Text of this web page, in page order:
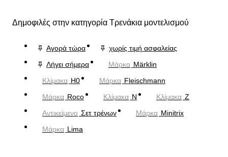
Δημοφιλές στην κατηγορία Τρενάκια μοντελισμού
Αγορά τώρα
χωρίς τιμή ασφαλείας
Λήγει σήμερα
Μάρκα Märklin
Κλίμακα H0 Μάρκα Fleischmann
Μάρκα Roco Κλίμακα N Κλίμακα Z
Αντικείμενο Σετ τρένων Μάρκα Minitrix
Μάρκα Lima